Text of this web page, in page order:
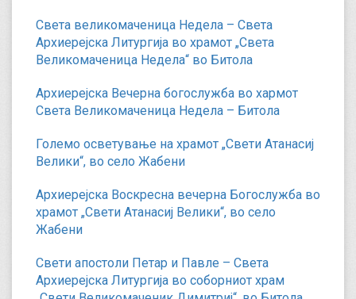
Света великомаченица Недела – Света
Архиерејска Литургија во храмот „Света
Великомаченица Недела“ во Битола
Архиерејска Вечерна богослужба во хармот
Света Великомаченица Недела – Битола
Големо осветување на храмот „Свети Атанасиј
Велики“, во село Жабени
Архиерејска Воскресна вечерна Богослужба во
храмот „Свети Атанасиј Велики“, во село
Жабени
Свети апостоли Петар и Павле – Света
Архиерејска Литургија во соборниот храм